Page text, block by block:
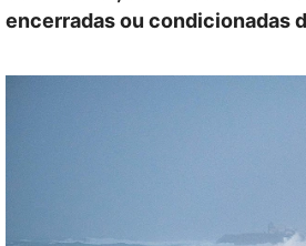
encerradas ou condicionadas